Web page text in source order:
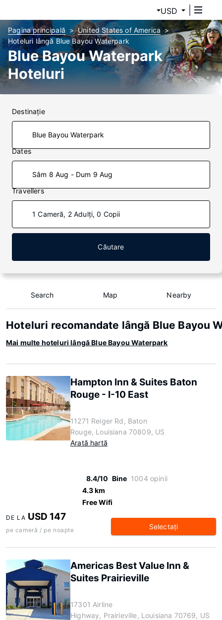
USD
Pagina principală
United States of America
Hoteluri lângă Blue Bayou Waterpark
Blue Bayou Waterpark
Hoteluri
Destinaţie
Dates
Sâm 8 Aug - Dum 9 Aug
Travellers
1 Cameră, 2 Adulți, 0 Copii
Căutare
Search Map Nearby
Hoteluri recomandate lângă Blue Bayou
Mai multe hoteluri lângă Blue Bayou Waterpark
Hampton Inn & Suites Baton
Rouge - I-10 East
11271 Reiger Rd, Baton
Rouge, Louisiana 70809, US
Arată hartă
8.4/10 Bine 1004 opinii
4.3 km
Free Wifi
DE LA USD 147
pe cameră / pe noapte Selectaţi
Americas Best Value Inn &
Suites Prairieville
17301 Airline
Highway, Prairieville, Louisiana 70769, US